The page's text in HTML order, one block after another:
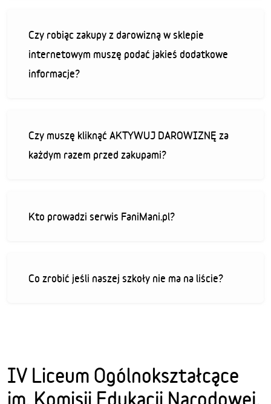
Czy robiąc zakupy z darowizną w sklepie
internetowym muszę podać jakieś dodatkowe
informacje?
Czy muszę kliknąć AKTYWUJ DAROWIZNĘ za
każdym razem przed zakupami?
Kto prowadzi serwis FaniMani.pl?
Co zrobić jeśli naszej szkoły nie ma na liście?
IV Liceum Ogólnokształcące
im. Komisji Edukacji Narodowej,